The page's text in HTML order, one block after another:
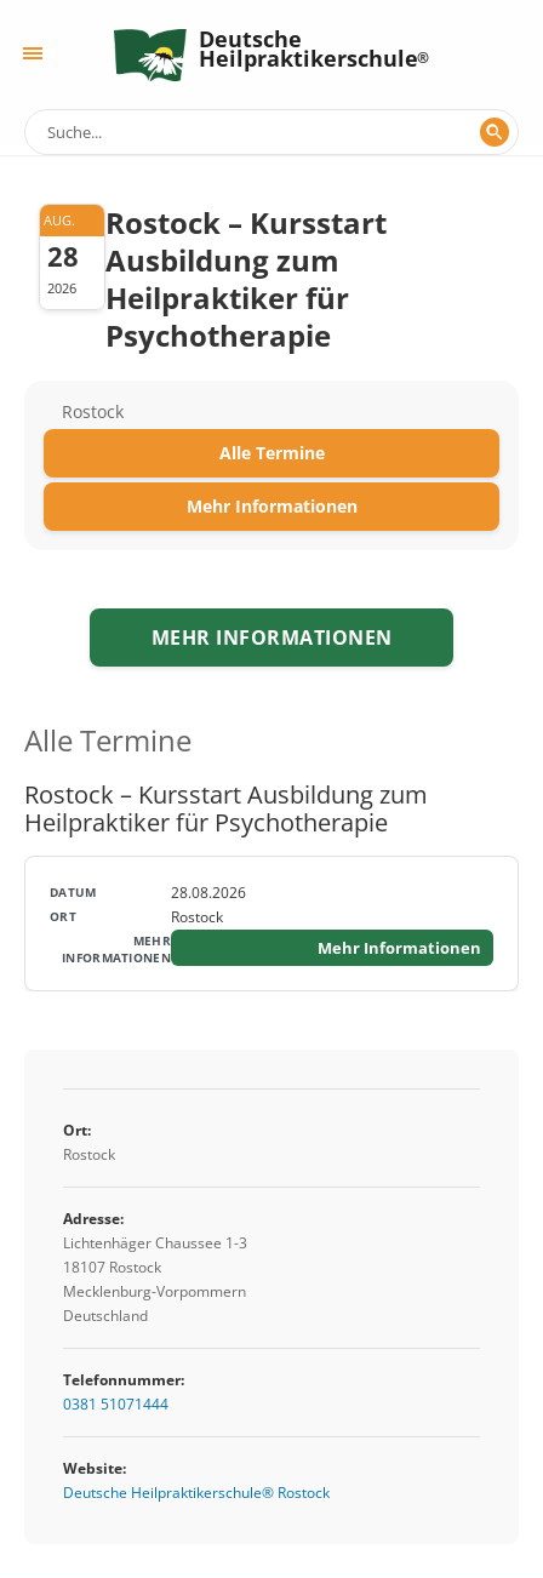
Deutsche
Heilpraktikerschule
AUG.
28
2026
Rostock – Kursstart
Ausbildung zum
Heilpraktiker für
Psychotherapie
Rostock
Alle Termine
Mehr Informationen
MEHR INFORMATIONEN
Alle Termine
Rostock – Kursstart Ausbildung zum
Heilpraktiker für Psychotherapie
28.08.2026
Rostock
Mehr Informationen
Ort:
Rostock
Adresse:
Lichtenhäger Chaussee 1-3
18107 Rostock
Mecklenburg-Vorpommern
Deutschland
Telefonnummer:
0381 51071444
Website:
Deutsche Heilpraktikerschule® Rostock